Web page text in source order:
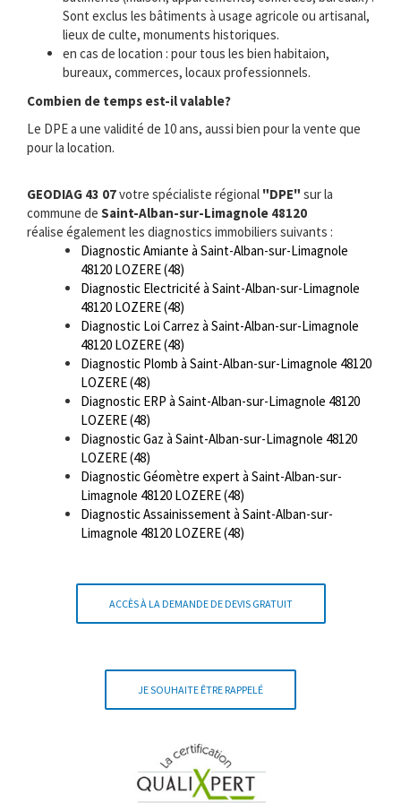
Sont exclus les bâtiments à usage agricole ou artisanal,
lieux de culte, monuments historiques.
en cas de location : pour tous les bien habitaion,
bureaux, commerces, locaux professionnels.
Combien de temps est-il valable?
Le DPE a une validité de 10 ans, aussi bien pour la vente que
pour la location.
GEODIAG 43 07votre spécialiste régional "DPE" sur la
commune de Saint-Alban-sur-Limagnole 48120
réalise également les diagnostics immobiliers suivants :
Diagnostic Amiante à Saint-Alban-sur-Limagnole
48120 LOZERE (48)
Diagnostic Electricité à Saint-Alban-sur-Limagnole
48120 LOZERE (48)
Diagnostic Loi Carrez à Saint-Alban-sur-Limagnole
48120 LOZERE (48)
Diagnostic Plomb à Saint-Alban-sur-Limagnole 48120
LOZERE (48)
Diagnostic ERP à Saint-Alban-sur-Limagnole 48120
LOZERE (48)
Diagnostic Gaz à Saint-Alban-sur-Limagnole 48120
LOZERE (48)
Diagnostic Géomètre expert à Saint-Alban-sur-
Limagnole 48120 LOZERE (48)
Diagnostic Assainissement à Saint-Alban-sur-
Limagnole 48120 LOZERE (48)
ACCÈS À LA DEMANDE DE DEVIS GRATUIT
JE SOUHAITE ÊTRE RAPPELÉ